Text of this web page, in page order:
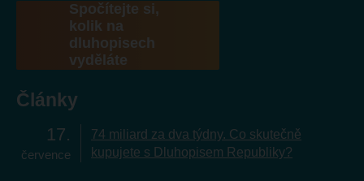
Spočítejte si,
kolik na
dluhopisech
vyděláte
Články
17
července
74 miliard za dva týdny. Co skutečně
kupujete s Dluhopisem Republiky?